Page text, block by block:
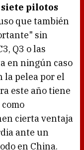
pilotos
que también
sin
Q3 o las
en ningún caso
la pelea por el
este año tiene
cierta ventaja
ante un
en China.